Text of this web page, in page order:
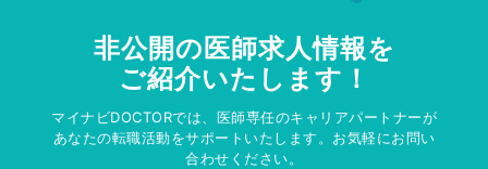
非公開の医師求人情報を
ご紹介いたします！
マイナビDOCTORでは、医師専任のキャリアパートナーが
あなたの転職活動をサポートいたします。お気軽にお問い
合わせください。